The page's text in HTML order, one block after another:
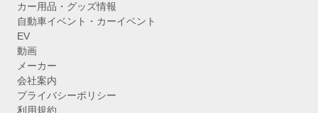
カー用品・グッズ情報
自動車イベント・カーイベント
EV
動画
メーカー
会社案内
プライバシーポリシー
利用規約